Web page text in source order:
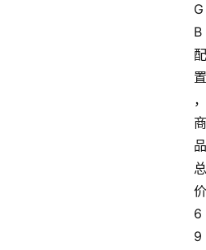
G
B
配
置
，
商
品
总
价
6
9